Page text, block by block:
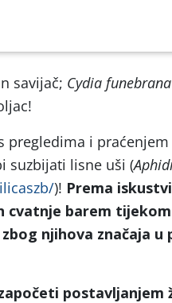
savijač; Cydia funebrana
pregledima i
suzbijati lisne uši (
)! Prema
cvatnje barem
njihova značaja u
postavljanjem